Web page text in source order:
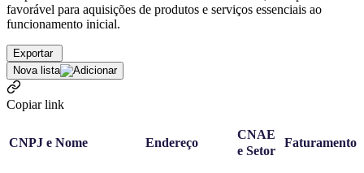
favorável para aquisições de produtos e serviços essenciais ao
funcionamento inicial.
Exportar
Nova lista
Copiar link
CNPJ e Nome Endereço
CNAE
e Setor
Faturamento